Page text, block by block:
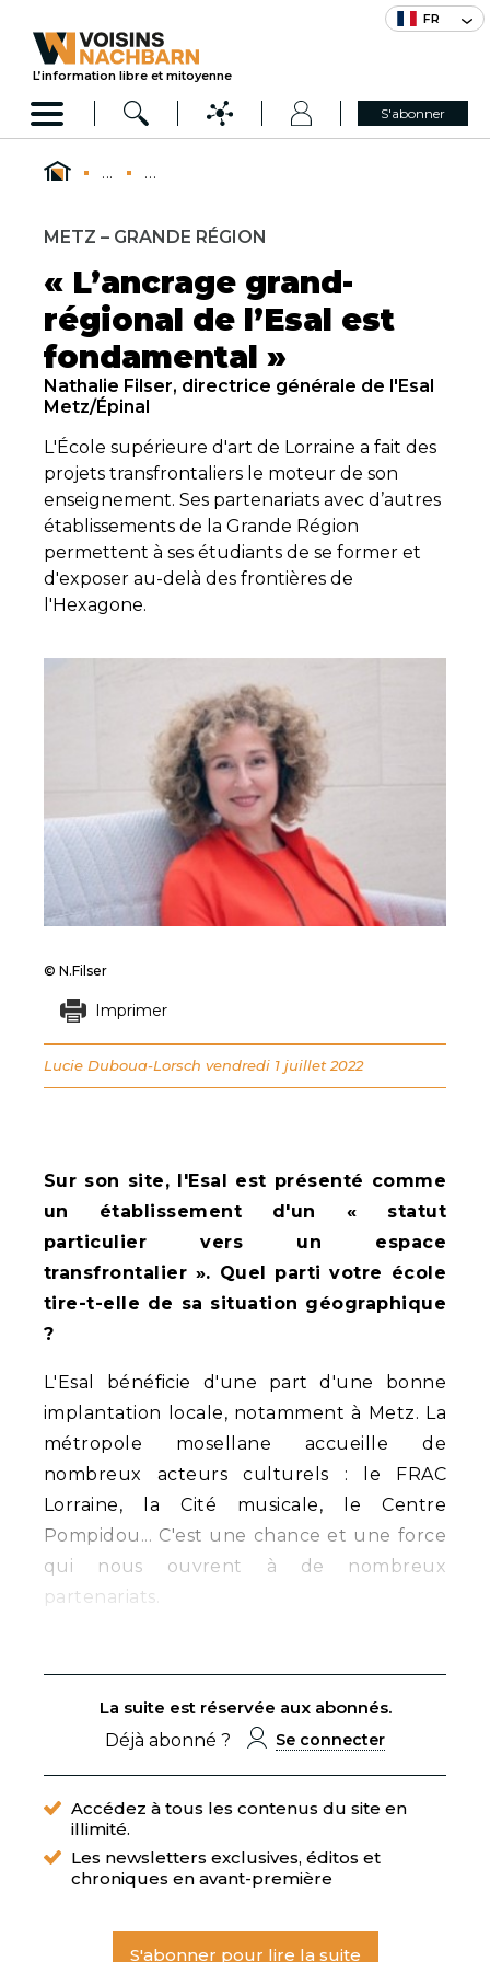
FR
L’information libre et mitoyenne
S'abonner
... ...
METZ – GRANDE RÉGION
« L’ancrage grand-
régional de l’Esal est
fondamental »
Nathalie Filser, directrice générale de l'Esal
Metz/Épinal
L'École supérieure d'art de Lorraine a fait des
projets transfrontaliers le moteur de son
enseignement. Ses partenariats avec d’autres
établissements de la Grande Région
permettent à ses étudiants de se former et
d'exposer au-delà des frontières de
l'Hexagone.
Sur son site, l'Esal est présenté comme
un établissement d'un « statut
particulier vers un espace
transfrontalier ». Quel parti votre école
tire-t-elle de sa situation géographique
?
L'Esal bénéficie d'une part d'une bonne
implantation locale, notamment à Metz. La
métropole mosellane accueille de
nombreux acteurs culturels : le FRAC
Lorraine, la Cité musicale, le Centre
Pompidou... C'est une chance et une force
qui nous ouvrent à de nombreux
partenariats.
La suite est réservée aux abonnés.
Déjà abonné ?
Se connecter
Accédez à tous les contenus du site en
illimité.
Les newsletters exclusives, éditos et
chroniques en avant-première
S'abonner pour lire la suite
© N.Filser
Imprimer
Lucie Duboua-Lorsch vendredi 1 juillet 2022